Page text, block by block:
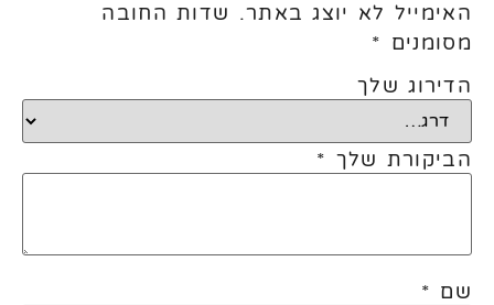
האימייל לא יוצג באתר. שדות החובה
מסומנים *
הדירוג שלך
הביקורת שלך *
שם *